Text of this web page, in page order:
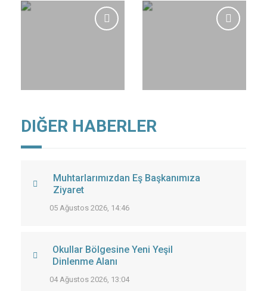
DIĞER HABERLER
Muhtarlarımızdan Eş Başkanımıza
Ziyaret
05 Ağustos 2026, 14:46
Okullar Bölgesine Yeni Yeşil
Dinlenme Alanı
04 Ağustos 2026, 13:04